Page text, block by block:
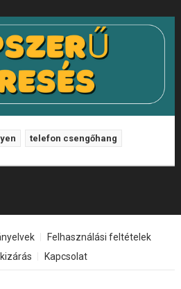
telefon csengőhang
Felhasználási feltételek
Kapcsolat